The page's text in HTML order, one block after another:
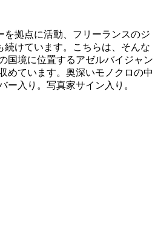
を拠点に活動、フリーランスのジ
続けています。こちらは、そんな
国境に位置するアゼルバイジャン
めています。奥深いモノクロの中
ー入り。 写真家サイン入り 。